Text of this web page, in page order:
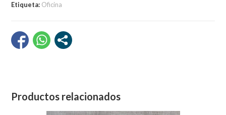
Etiqueta: Oficina
Productos relacionados